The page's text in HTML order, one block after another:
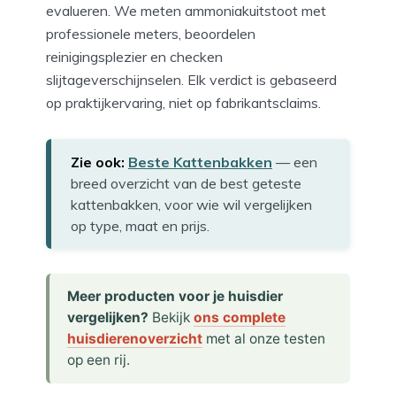
evalueren. We meten ammoniakuitstoot met
professionele meters, beoordelen
reinigingsplezier en checken
slijtageverschijnselen. Elk verdict is gebaseerd
op prakti​jkervaring, niet op fabrikantsclaims.
Zie ook: Beste Kattenbakken — een
breed overzicht van de best geteste
kattenbakken, voor wie wil vergelijken
op type, maat en prijs.
Meer producten voor je huisdier
vergelijken? Bekijk ons complete
huisdierenoverzicht met al onze testen
op een rij.